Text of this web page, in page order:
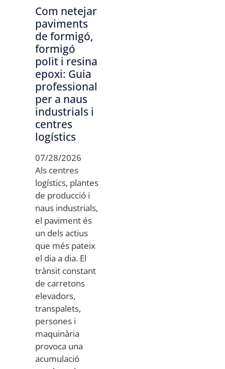
Com netejar
paviments
de formigó,
formigó
polit i resina
epoxi: Guia
professional
per a naus
industrials i
centres
logístics
07/28/2026
Als centres
logístics, plantes
de producció i
naus industrials,
el paviment és
un dels actius
que més pateix
el dia a dia. El
trànsit constant
de carretons
elevadors,
transpalets,
persones i
maquinària
provoca una
acumulació